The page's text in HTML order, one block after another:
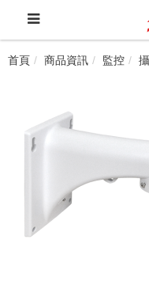
首頁 商品資訊 監控